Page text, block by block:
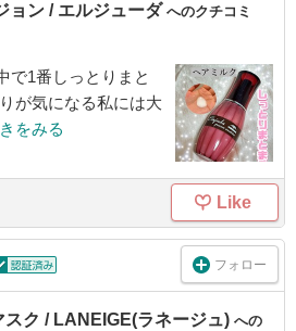
ョン / エルジューダ へのクチコミ
で1番しっとりまと
が気になる私には大
をみる
Like
フォロー
スク / LANEIGE(ラネージュ) への